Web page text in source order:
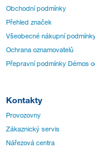
Obchodní podmínky
Přehled značek
Všeobecné nákupní
Ochrana oznamovatelů
Přepravní podmínky Démos
Kontakty
Provozovny
Zákaznický servis
Nářezová centra